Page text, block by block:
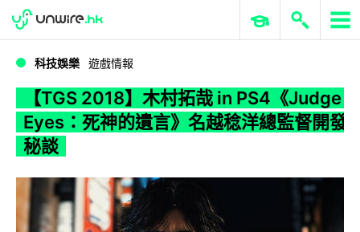
WWDC 2026 ERP 與商業 AI
科技娛樂 遊戲情報
【TGS 2018】木村拓哉 in PS4《Judge
Eyes：死神的遺言》名越稔洋總監督開發
秘談